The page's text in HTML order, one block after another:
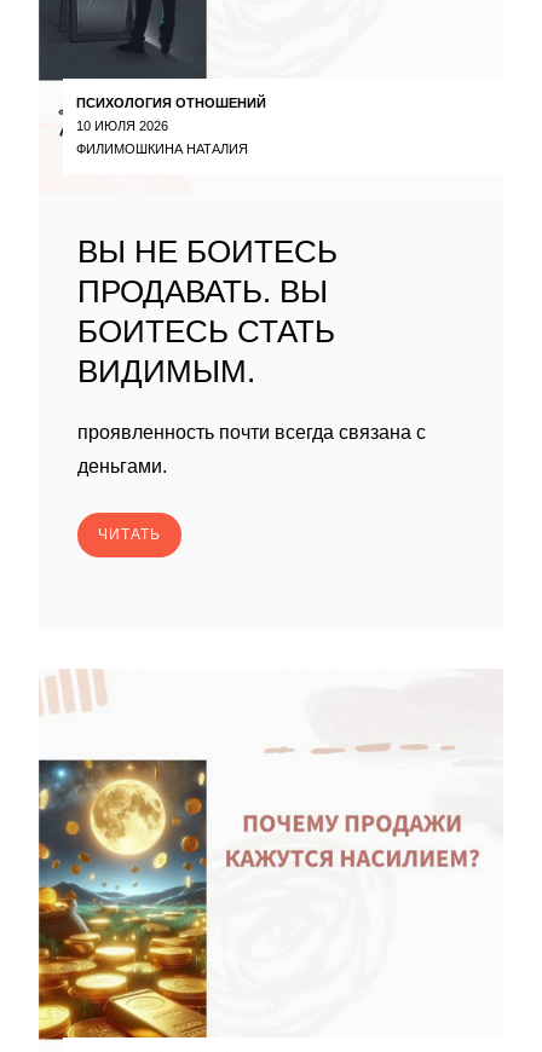
ПСИХОЛОГИЯ ОТНОШЕНИЙ
10 ИЮЛЯ 2026
ФИЛИМОШКИНА НАТАЛИЯ
ВЫ НЕ БОИТЕСЬ
ПРОДАВАТЬ. ВЫ
БОИТЕСЬ СТАТЬ
ВИДИМЫМ.
проявленность почти всегда связана с
деньгами.
ЧИТАТЬ